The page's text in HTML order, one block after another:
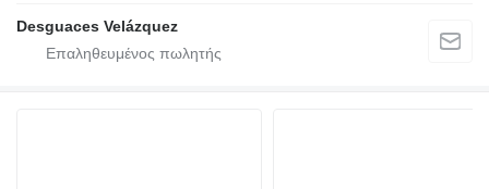
Desguaces Velázquez